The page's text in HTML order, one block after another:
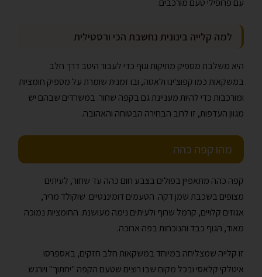
עם פרופילי טעם מורכבים.
למה קלייה בינונית נחשבת הכי ורסטילית
היא משלבת מספיק מתיקות וגוף כדי לעבור היטב דרך חלב
במשקאות כמו קפוצ'ינו ולאטה, ובו זמנית שומרת על מספיק חומציות
ומורכבות כדי להיות מעניינת גם בקפה שחור. במשרדים שבהם יש
מגוון העדפות, זו לרוב הבחירה הבטוחה והאהובה.
מהו קפה כהה
קפה כהה מתאפיין בפולים בצבע חום כהה עד שחור, לעיתים
מצופים בשכבת שמן דקה. הטעמים דומיננטיים: שוקולד מריר,
אגוזים קלויים, קרמל שרוף ולעיתים נימה מעושנת. החומציות נמוכה
מאוד, הגוף כבד והנוכחות בפה ארוכה.
זו קלייה שמצליחה במיוחד במשקאות חלב חזקים, באספרסו
איטלקי קלאסי ובכל מקום שבו רוצים שטעם הקפה "יחתוך" ויורגש